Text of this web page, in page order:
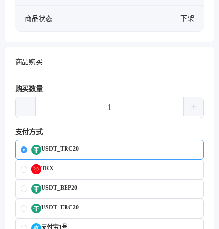
商品状态 下架
商品购买
购买数量
支付方式
USDT_TRC20
TRX
USDT_BEP20
USDT_ERC20
支付宝1号